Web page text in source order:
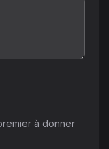
à donner